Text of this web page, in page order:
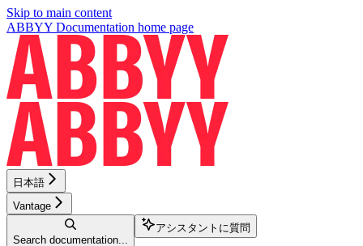
Skip to main content
ABBYY Documentation home page
日本語
Vantage
Search documentation...
アシスタントに質問